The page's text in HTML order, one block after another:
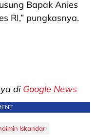
Bapak Anies
RI,” pungkasnya.
di Google News
Iskandar